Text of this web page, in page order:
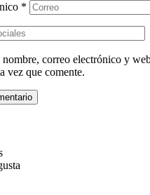
*
correo electrónico y
vez que comente.